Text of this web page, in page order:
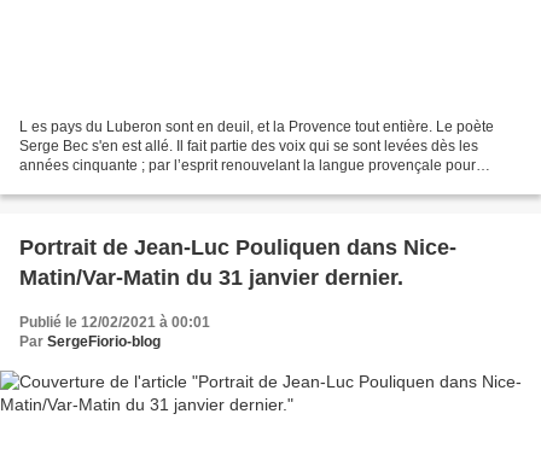
L es pays du Luberon sont en deuil, et la Provence tout entière. Le poète
Serge Bec s'en est allé. Il fait partie des voix qui se sont levées dès les
années cinquante ; par l’esprit renouvelant la langue provençale pour
Portrait de Jean-Luc Pouliquen dans Nice-
Matin/Var-Matin du 31 janvier dernier.
Publié le 12/02/2021 à 00:01
Par SergeFiorio-blog